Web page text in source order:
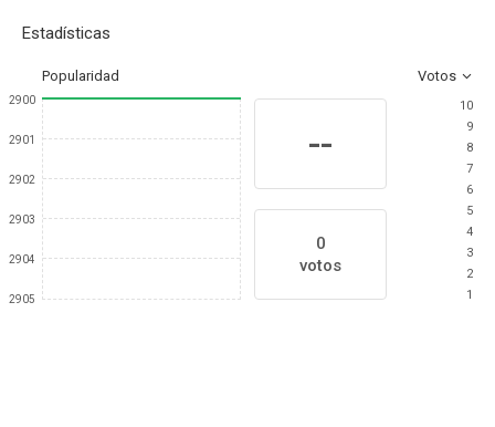
Estadísticas
Popularidad Votos
2900
2901
2902
2903
2904
2905
--
0
votos
10
9
8
7
6
5
4
3
2
1